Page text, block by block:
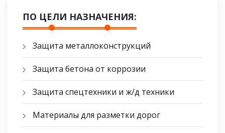
ПО ЦЕЛИ НАЗНАЧЕНИЯ:
Защита металлоконструкций
Защита бетона от коррозии
Защита спецтехники и ж/д техники
Материалы для разметки дорог